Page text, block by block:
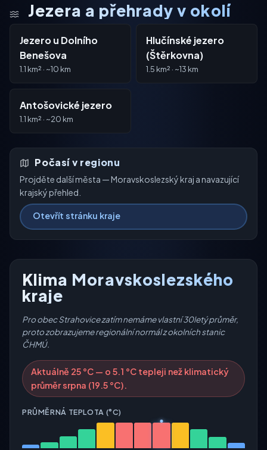
Jezera a přehrady v okolí
Jezero u Dolního
Benešova
1.1 km² · ~10 km
Hlučínské jezero
(Štěrkovna)
1.5 km² · ~13 km
Antošovické jezero
1.1 km² · ~20 km
Počasí v regionu
Projděte další města — Moravskoslezský kraj a navazující
krajský přehled.
Otevřít stránku kraje
Klima Moravskoslezského
kraje
Pro obec Strahovice zatím nemáme vlastní 30letý průměr,
proto zobrazujeme regionální normál z okolních stanic
ČHMÚ.
Aktuálně 25 °C — o 5.1 °C tepleji než klimatický
průměr srpna (19.5 °C).
PRŮMĚRNÁ TEPLOTA (°C)